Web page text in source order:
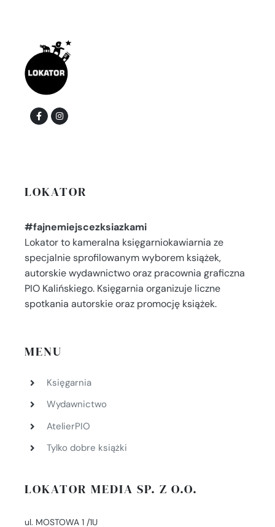
LOKATOR
#fajnemiejscezksiazkami
Lokator to kameralna księgarniokawiarnia ze
specjalnie sprofilowanym wyborem książek,
autorskie wydawnictwo oraz pracownia graficzna
PIO Kalińskiego. Księgarnia organizuje liczne
spotkania autorskie oraz promocję książek.
MENU
Księgarnia
Wydawnictwo
AtelierPIO
Tylko dobre książki
LOKATOR MEDIA SP. Z O.O.
ul. MOSTOWA 1 /1U